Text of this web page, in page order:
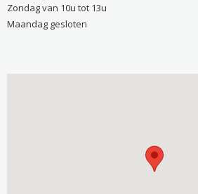
Zondag van 10u tot 13u
Maandag gesloten